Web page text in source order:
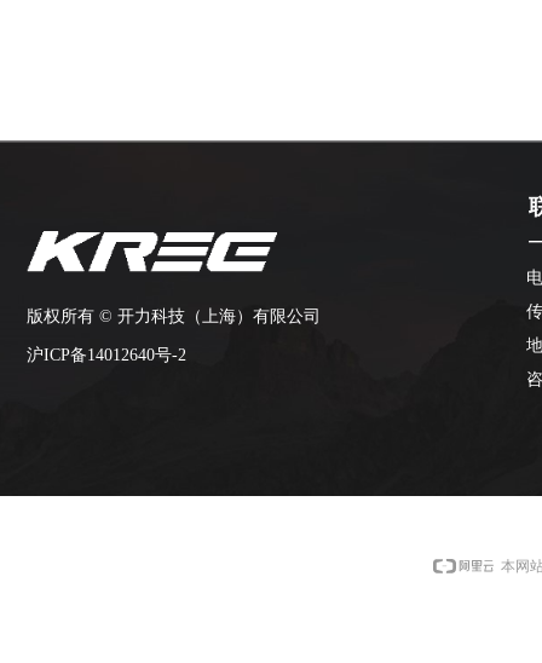
版权所有 © 开力科技（上海）有限公司
沪ICP备14012640号-2
本网